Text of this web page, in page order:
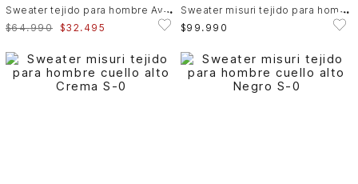
S
weater tejido para hombre Ayar regular fit
$64.990 $32. 495
S
weater misuri tejido para hombre cuello alto
$99 . 990